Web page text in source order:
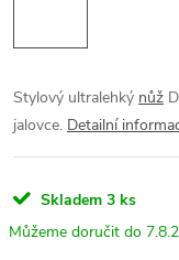
Stylový ultralehký nůž
jalovce. Detailní
Skladem 3 ks